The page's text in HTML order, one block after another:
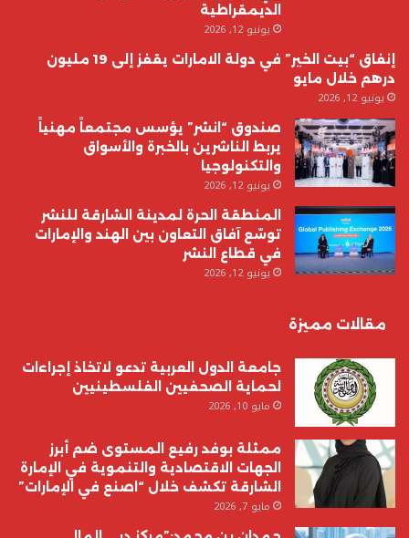
الديمقراطية
يونيو 12, 2026
إنفاق “بيت الخير” في دولة الامارات يقفز إلى 19 مليون
درهم خلال مايو
يونيو 12, 2026
صندوق “انشر” يؤسس مجتمعاً مهنياً
يربط الناشرين بالخبرة والأسواق
والتكنولوجيا
يونيو 12, 2026
المنطقة الحرة لمدينة الشارقة للنشر
توسّع آفاق التعاون بين الهند والإمارات
في قطاع النشر
يونيو 12, 2026
مقالات مميزة
جامعة الدول العربية تدعو لاتخاذ إجراءات
لحماية الصحفيين الفلسطينيين
مايو 10, 2026
ممثلة بوفد رفيع المستوى ضم أبرز
الجهات الاقتصادية والتنموية في الإمارة
الشارقة تكشف خلال “اصنع في الإمارات”
مايو 7, 2026